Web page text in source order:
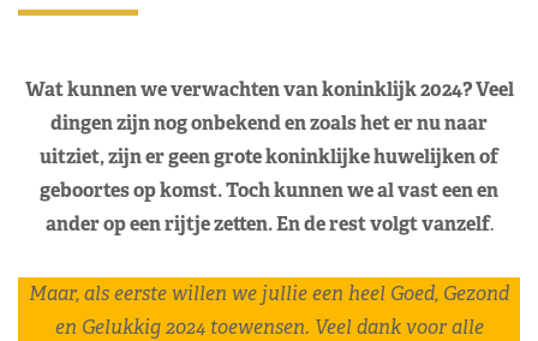
Wat kunnen we verwachten van koninklijk 2024? Veel
dingen zijn nog onbekend en zoals het er nu naar
uitziet, zijn er geen grote koninklijke huwelijken of
geboortes op komst. Toch kunnen we al vast een en
ander op een rijtje zetten. En de rest volgt vanzelf.
Maar, als eerste willen we jullie een heel Goed, Gezond
en Gelukkig 2024 toewensen. Veel dank voor alle